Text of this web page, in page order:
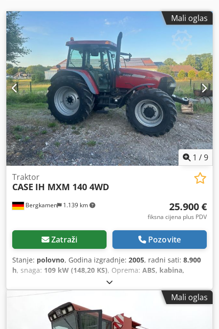
Mali oglas
1 /9
Bergkamen 1.139 km
Traktor
CASE IH MXM 140 4WD
25.900 €
fiksna cijena plus PDV
Zatraži Pozovite
Stanje: polovno, Godina izgradnje: 2005, radni sati: 8.900
h, snaga: 109 kW (148,20 KS), Oprema: ABS, kabina,
klima-uređaj, pogon na sve točkove
Mali oglas